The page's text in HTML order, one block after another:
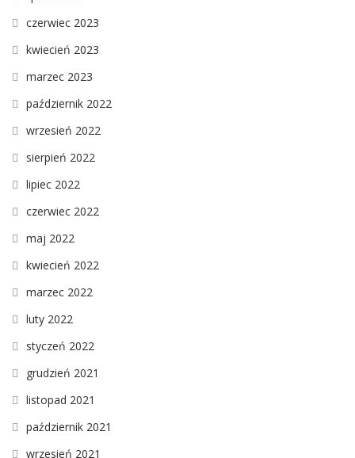
czerwiec 2023
kwiecień 2023
marzec 2023
październik 2022
wrzesień 2022
sierpień 2022
lipiec 2022
czerwiec 2022
maj 2022
kwiecień 2022
marzec 2022
luty 2022
styczeń 2022
grudzień 2021
listopad 2021
październik 2021
wrzesień 2021